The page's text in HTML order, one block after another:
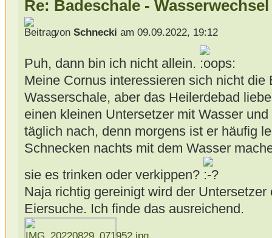
Re: Badeschale - Wasserwechsel
von Schnecki am 09.09.2022, 19:12
Puh, dann bin ich nicht allein.
Meine Cornus interessieren sich nicht die
Wasserschale, aber das Heilerdebad
einen kleinen Untersetzer mit Wasser
täglich nach, denn morgens ist er häufig
Schnecken nachts mit dem Wasser
sie es trinken oder verkippen?
Naja richtig gereinigt wird der
Eiersuche. Ich finde das ausreichend.